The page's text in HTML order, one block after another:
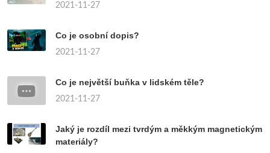
2021-11-27
Co je osobní dopis?
2021-11-27
Co je největší buňka v lidském těle?
2021-11-27
Jaký je rozdíl mezi tvrdým a měkkým magnetickým
materiály?